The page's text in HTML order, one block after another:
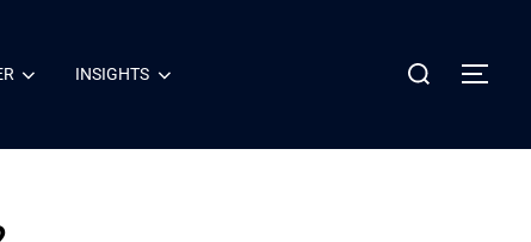
INSIGHTS